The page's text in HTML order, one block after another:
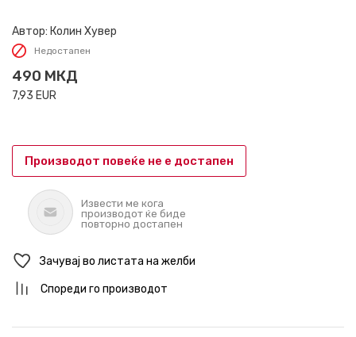
Автор: Колин Хувер
Недостапен
490 МКД
7,93 EUR
Производот повеќе не е достапен
Извести ме кога
производот ќе биде
повторно достапен
Зачувај во листата на желби
Спореди го производот